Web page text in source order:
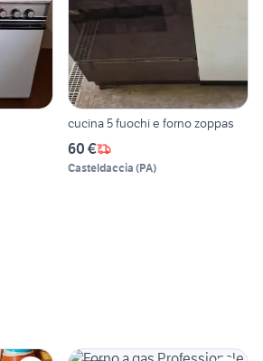
cucina 5 fuochi e forno zoppas
60 €
Casteldaccia (PA)